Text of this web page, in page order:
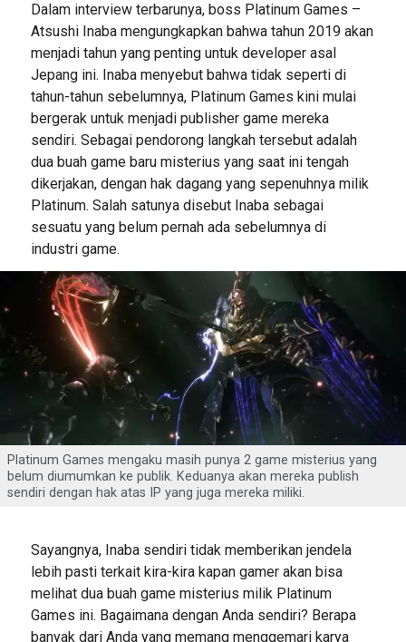
Dalam interview terbarunya, boss Platinum Games –
Atsushi Inaba mengungkapkan bahwa tahun 2019 akan
menjadi tahun yang penting untuk developer asal
Jepang ini. Inaba menyebut bahwa tidak seperti di
tahun-tahun sebelumnya, Platinum Games kini mulai
bergerak untuk menjadi publisher game mereka
sendiri. Sebagai pendorong langkah tersebut adalah
dua buah game baru misterius yang saat ini tengah
dikerjakan, dengan hak dagang yang sepenuhnya milik
Platinum. Salah satunya disebut Inaba sebagai
sesuatu yang belum pernah ada sebelumnya di
industri game.
Platinum Games mengaku masih punya 2 game misterius yang
belum diumumkan ke publik. Keduanya akan mereka publish
sendiri dengan hak atas IP yang juga mereka miliki.
Sayangnya, Inaba sendiri tidak memberikan jendela
lebih pasti terkait kira-kira kapan gamer akan bisa
melihat dua buah game misterius milik Platinum
Games ini. Bagaimana dengan Anda sendiri? Berapa
banyak dari Anda yang memang menggemari karya